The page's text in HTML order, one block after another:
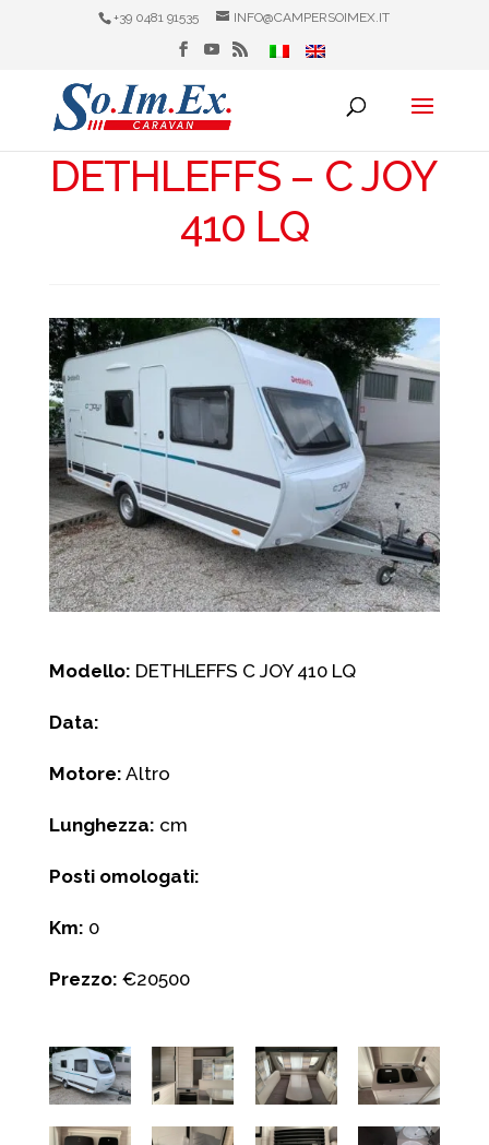
+39 0481 91535 INFO@CAMPERSOIMEX.IT
DETHLEFFS – C JOY
410 LQ
Modello: DETHLEFFS C JOY 410 LQ
Data:
Motore: Altro
Lunghezza: cm
Posti omologati:
Km: 0
Prezzo: €20500